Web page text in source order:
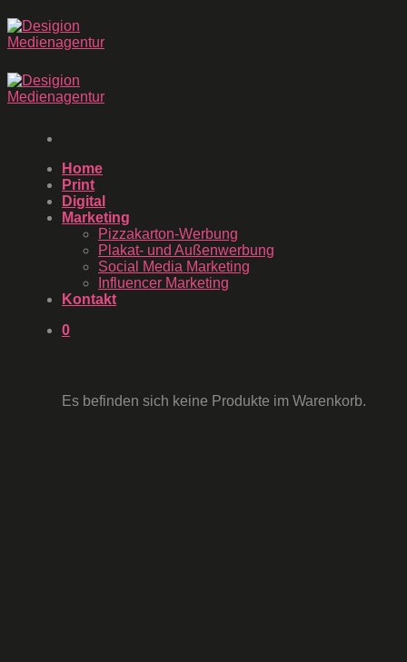
Inhalt
springen
Home
Print
Digital
Marketing
Pizzakarton-Werbung
Plakat- und Außenwerbung
Social Media Marketing
Influencer Marketing
Kontakt
0
Es befinden sich keine Produkte im Warenkorb.